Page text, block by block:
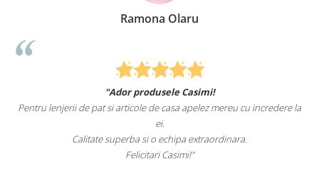
de casa apelez mereu cu incredere la
si o echipa extraordinara.
Felcitari oameni
sunteti cei mai buni. Nepotii